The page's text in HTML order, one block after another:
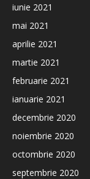
iunie 2021
mai 2021
aprilie 2021
martie 2021
februarie 2021
ianuarie 2021
decembrie 2020
noiembrie 2020
octombrie 2020
septembrie 2020